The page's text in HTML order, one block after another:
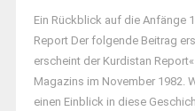
Ein Rückblick auf die Anfänge
Report Der folgende Beitrag
erscheint der Kurdistan
Magazins im November 1982.
einen Einblick in diese